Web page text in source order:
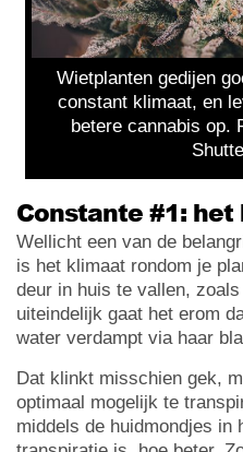
Wietplanten gedijen
constant klimaat, en
betere cannabis op.
Constante #1:
Wellicht een van de
is het klimaat rondom je
deur in huis te vallen,
uiteindelijk gaat het erom
water verdampt via haar
Dat klinkt misschien gek,
optimaal mogelijk te
middels de huidmondjes in